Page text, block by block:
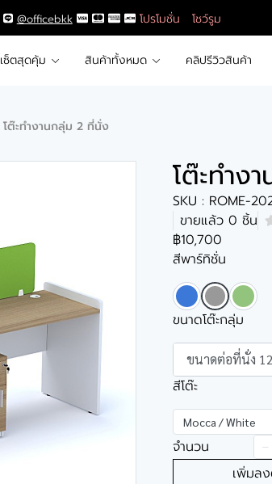
@officebkk โปรโมชั่น โชว์รูม
เซ็ตสุดคุ้ม สินค้าทั้งหมด คลิปรีวิวสินค้า
โต๊ะทำงานกลุ่ม 2 ที่นั่ง
โต๊ะทำง
SKU : ROME-
ขายแล้ว 0 ชิ้น
฿10,700
สีพาร์ทิชั่น
ขนาดโต๊ะกลุ่ม
ขนาดต่อที่นั่ง
สีโต๊ะ
Mocca / White
จำนวน
เพิ่มลง